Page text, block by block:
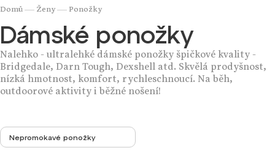
Domů/ Ženy/ Ponožky
Dámské ponožky
Nalehko - ultralehké dámské ponožky špičkové kvality -
Bridgedale, Darn Tough, Dexshell atd. Skvělá prodyšnost,
nízká hmotnost, komfort, rychleschnoucí. Na běh,
outdoorové aktivity i běžné nošení!
Nepromokavé ponožky